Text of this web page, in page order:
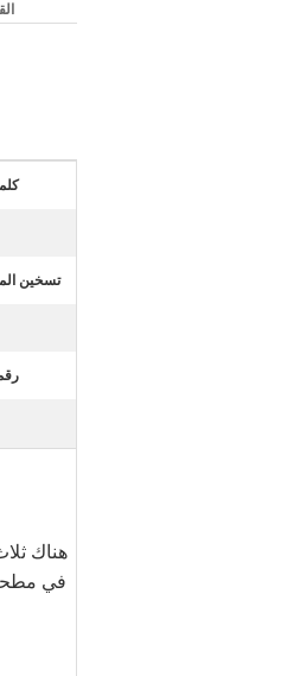
تسخين
هناك